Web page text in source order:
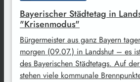
Bayerischer Städtetag in
"Krisenmodus"
Bürgermeister aus ganz Bayern
morgen (09.07.) in Landshut – es
des Bayerischen Städtetags. Auf
stehen viele kommunale